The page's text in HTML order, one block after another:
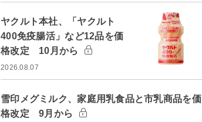
ヤクルト本社、「ヤクルト
400免疫腸活」など12品を価
格改定 10月から
2026.08.07
雪印メグミルク、家庭用乳食品と市乳商品を価
格改定 9月から